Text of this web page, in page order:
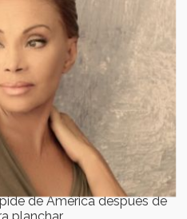
de América después de